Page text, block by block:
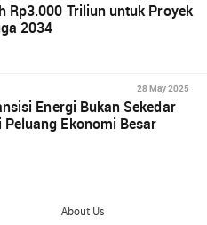
Rp3.000 Triliun untuk Proyek
2034
28 May 2025
Energi Bukan Sekedar
Ekonomi Besar
About Us